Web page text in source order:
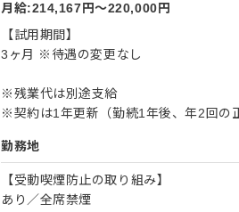
月給:214,167円〜220,000円
【試用期間】
3ヶ月 ※待遇の変更なし
※残業代は別途支給
※契約は1年更新（勤続1年後、年2回の
勤務地
【受動喫煙防止の取り組み】
あり／全席禁煙